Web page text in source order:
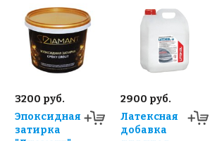
3200 руб.
Эпоксидная
затирка
2900 руб.
Латексная
добавка